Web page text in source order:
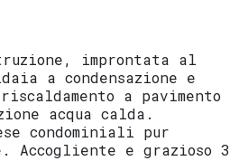
improntata al
a condensazione e
a pavimento
acqua calda.
condominiali pur
Accogliente e grazioso 3